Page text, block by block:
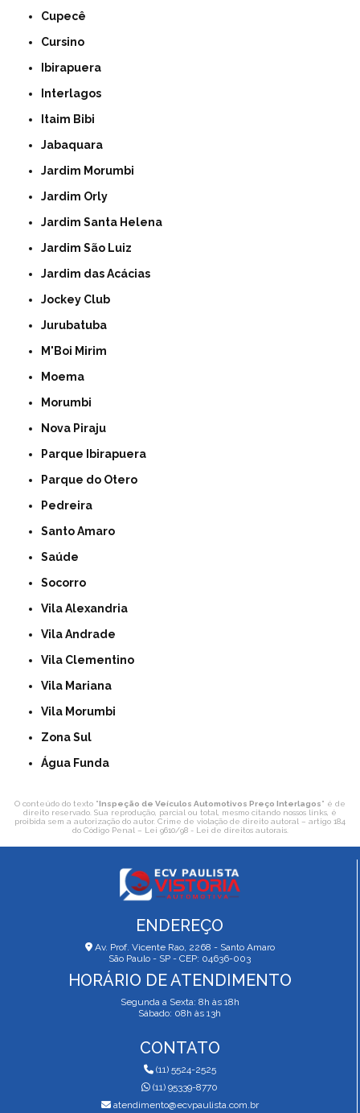
Cupecê
Cursino
Ibirapuera
Interlagos
Itaim Bibi
Jabaquara
Jardim Morumbi
Jardim Orly
Jardim Santa Helena
Jardim São Luiz
Jardim das Acácias
Jockey Club
Jurubatuba
M'Boi Mirim
Moema
Morumbi
Nova Piraju
Parque Ibirapuera
Parque do Otero
Pedreira
Santo Amaro
Saúde
Socorro
Vila Alexandria
Vila Andrade
Vila Clementino
Vila Mariana
Vila Morumbi
Zona Sul
Água Funda
O conteúdo do texto "Inspeção de Veículos Automotivos Preço Interlagos" é de
direito reservado. Sua reprodução, parcial ou total, mesmo citando nossos links, é
proibida sem a autorização do autor. Crime de violação de direito autoral – artigo 184
do Código Penal – Lei 9610/98 - Lei de direitos autorais.
ENDEREÇO
Av. Prof. Vicente Rao, 2268 - Santo Amaro
São Paulo - SP - CEP: 04636-003
HORÁRIO DE ATENDIMENTO
Segunda a Sexta: 8h às 18h
Sábado: 08h às 13h
CONTATO
(11) 5524-2525
(11) 95339-8770
atendimento@ecvpaulista.com.br